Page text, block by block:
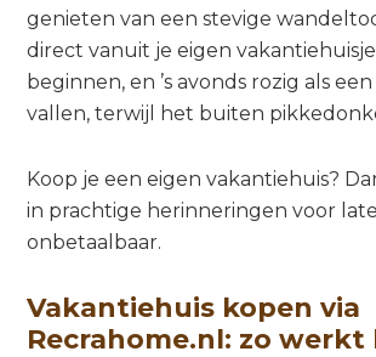
genieten van een stevige
direct vanuit je eigen
beginnen, en ’s avonds rozig als
vallen, terwijl het buiten
Koop je een eigen vakantiehuis?
in prachtige herinneringen voor
onbetaalbaar.
Vakantiehuis kopen via
Recrahome.nl: zo werkt